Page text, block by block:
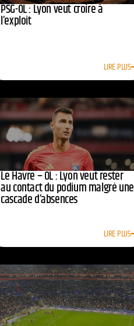
PSG-OL : Lyon veut croire à
l’exploit
LIRE PLUS
Le Havre – OL : Lyon veut rester
au contact du podium malgré une
cascade d’absences
LIRE PLUS